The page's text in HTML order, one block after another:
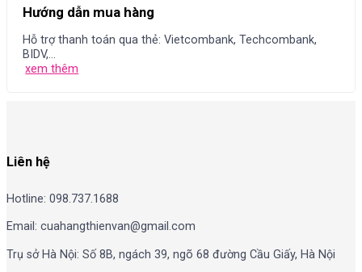
Hướng dẫn mua hàng
Hỗ trợ thanh toán qua thẻ: Vietcombank, Techcombank,
BIDV,...
xem thêm
Liên hệ
Hotline: 098.737.1688
Email: cuahangthienvan@gmail.com
Trụ sở Hà Nội: Số 8B, ngách 39, ngõ 68 đường Cầu Giấy, Hà Nội